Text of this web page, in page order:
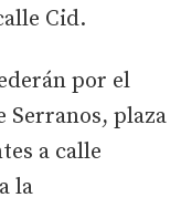
Cid.
por el
Serranos, plaza
a calle
la